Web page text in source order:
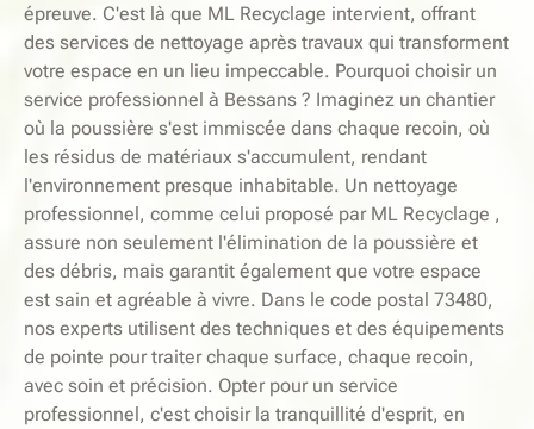
épreuve. C'est là que ML Recyclage intervient, offrant
des services de nettoyage après travaux qui transforment
votre espace en un lieu impeccable. Pourquoi choisir un
service professionnel à Bessans ? Imaginez un chantier
où la poussière s'est immiscée dans chaque recoin, où
les résidus de matériaux s'accumulent, rendant
l'environnement presque inhabitable. Un nettoyage
professionnel, comme celui proposé par ML Recyclage ,
assure non seulement l'élimination de la poussière et
des débris, mais garantit également que votre espace
est sain et agréable à vivre. Dans le code postal 73480,
nos experts utilisent des techniques et des équipements
de pointe pour traiter chaque surface, chaque recoin,
avec soin et précision. Opter pour un service
professionnel, c'est choisir la tranquillité d'esprit, en